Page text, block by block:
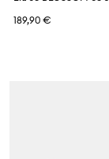
189,90 €